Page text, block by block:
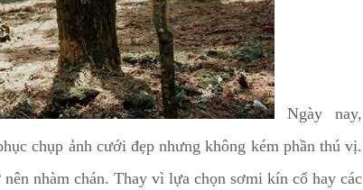
Ngày nay,
chụp ảnh cưới đẹp nhưng không kém phần thú vị.
nhàm chán. Thay vì lựa chọn sơmi kín cổ hay các